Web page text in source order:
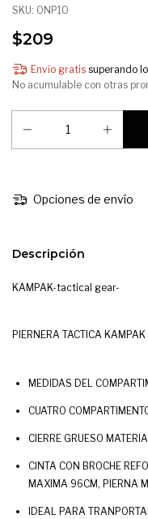
SKU: ONP10
$209
Envío gratis superando
No acumulable con otras
Opciones de envío
Descripción
KAMPAK-tactical gear-
PIERNERA TACTICA
MEDIDAS DEL
CUATRO
CIERRE GRUESO
CINTA CON BROCHE
MAXIMA 96CM, PIERNA
IDEAL PARA